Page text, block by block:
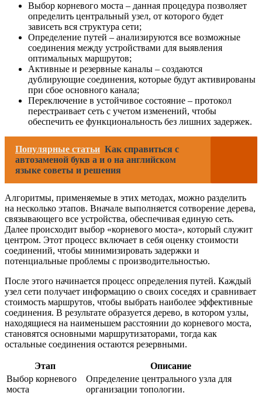
Выбор корневого моста – данная процедура позволяет
определить центральный узел, от которого будет
зависеть вся структура сети;
Определение путей – анализируются все возможные
соединения между устройствами для выявления
оптимальных маршрутов;
Активные и резервные каналы – создаются
дублирующие соединения, которые будут активированы
при сбое основного канала;
Переключение в устойчивое состояние – протокол
перестраивает сеть с учетом изменений, чтобы
обеспечить ее функциональность без лишних задержек.
Популярные статьи Как справиться с
автозаменой букв а и о на английском
языке советы и решения
Алгоритмы, применяемые в этих методах, можно разделить
на несколько этапов. Вначале выполняется сотворение дерева,
связывающего все устройства, обеспечивая единую сеть.
Далее происходит выбор «корневого моста», который служит
центром. Этот процесс включает в себя оценку стоимости
соединений, чтобы минимизировать задержки и
потенциальные проблемы с производительностью.
После этого начинается процесс определения путей. Каждый
узел сети получает информацию о своих соседях и сравнивает
стоимость маршрутов, чтобы выбрать наиболее эффективные
соединения. В результате образуется дерево, в котором узлы,
находящиеся на наименьшем расстоянии до корневого моста,
становятся основными маршрутизаторами, тогда как
остальные соединения остаются резервными.
Этап
Описание
Выбор корневого
моста
Определение центрального узла для
организации топологии.